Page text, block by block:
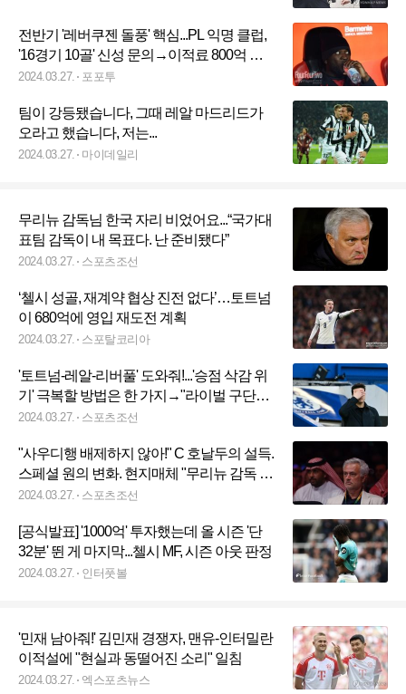
전반기 '레버쿠젠 돌풍' 핵심...PL 익명 클럽,
'16경기 10골' 신성 문의→이적료 800억 이
상
2024.03.27. 포포투
팀이 강등됐습니다, 그때 레알 마드리드가
오라고 했습니다, 저는...
2024.03.27. 마이데일리
무리뉴 감독님 한국 자리 비었어요...“국가대
표팀 감독이 내 목표다. 난 준비됐다”
2024.03.27. 스포츠조선
‘첼시 성골, 재계약 협상 진전 없다’…토트넘
이 680억에 영입 재도전 계획
2024.03.27. 스포탈코리아
'토트넘-레알-리버풀' 도와줘!...'승점 삭감 위
기' 극복할 방법은 한 가지→"라이벌 구단들
에 빨리 팔아야"
2024.03.27. 스포츠조선
"사우디행 배제하지 않아!" C 호날두의 설득.
스페셜 원의 변화. 현지매체 "무리뉴 감독 복
귀준비 완료. 사우디행+EPL 2구단 초미의
2024.03.27. 스포츠조선
[공식발표] '1000억' 투자했는데 올 시즌 '단
32분' 뛴 게 마지막...첼시 MF, 시즌 아웃 판정
2024.03.27. 인터풋볼
'민재 남아줘!' 김민재 경쟁자, 맨유-인터밀란
이적설에 "현실과 동떨어진 소리" 일침
2024.03.27. 엑스포츠뉴스